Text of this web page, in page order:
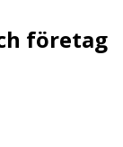
företag